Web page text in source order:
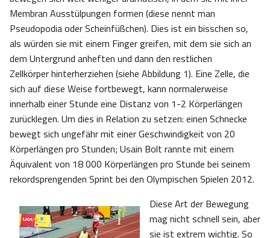
Membran Ausstülpungen formen (diese nennt man
Pseudopodia oder Scheinfüßchen). Dies ist ein bisschen so,
als würden sie mit einem Finger greifen, mit dem sie sich an
dem Untergrund anheften und dann den restlichen
Zellkörper hinterherziehen (siehe Abbildung 1). Eine Zelle, die
sich auf diese Weise fortbewegt, kann normalerweise
innerhalb einer Stunde eine Distanz von 1-2 Körperlängen
zurücklegen. Um dies in Relation zu setzen: einen Schnecke
bewegt sich ungefähr mit einer Geschwindigkeit von 20
Körperlängen pro Stunden; Usain Bolt rannte mit einem
Äquivalent von 18 000 Körperlängen pro Stunde bei seinem
rekordsprengenden Sprint bei den Olympischen Spielen 2012.
Diese Art der Bewegung
mag nicht schnell sein, aber
sie ist extrem wichtig. So